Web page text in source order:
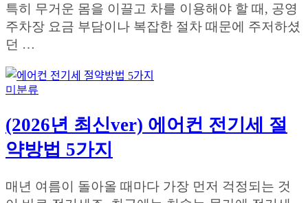
특히 무거운 몸을 이끌고 차를 이용해야 할 때, 공영
주차장 요금 부담이나 복잡한 절차 때문에 주저하셨
던 …
미분류
(2026년 최신ver) 에어컨 전기세 절
약방법 5가지
매년 여름이 돌아올 때마다 가장 먼저 걱정되는 것